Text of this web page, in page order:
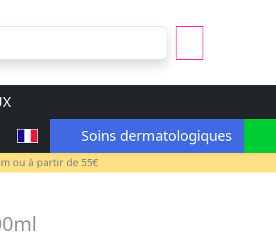
Soins dermatologiques
ou à partir de 55€